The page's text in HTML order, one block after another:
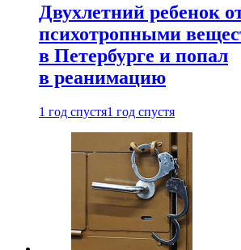
Двухлетний ребенок
психотропными
в Петербурге и попал
в реанимацию
1 год спустя1 год спустя